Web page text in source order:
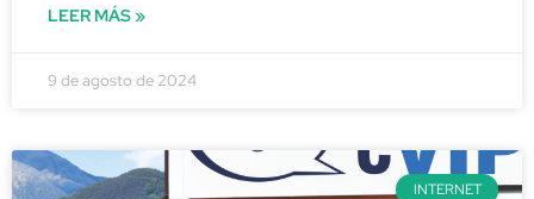
LEER MÁS »
9 de agosto de 2024
INTERNET